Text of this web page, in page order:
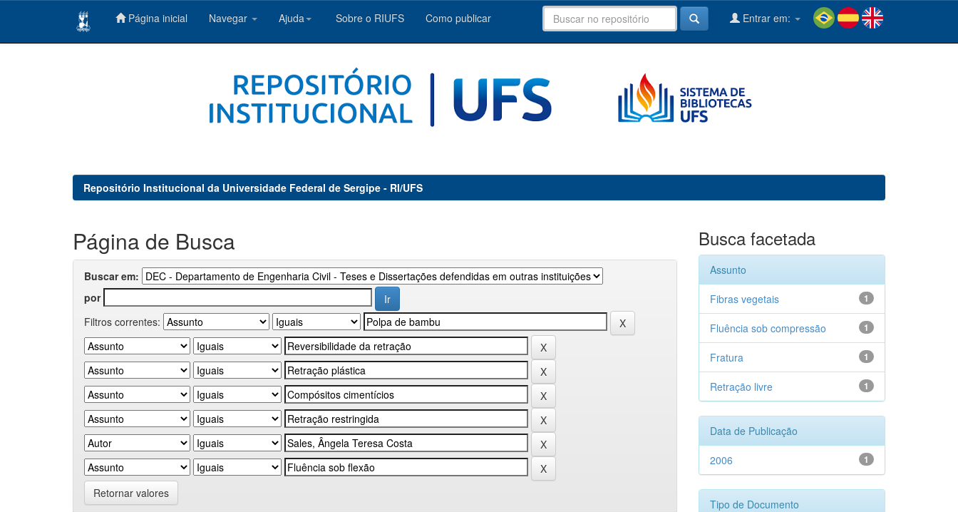
Página inicial Navegar Ajuda Sobre o RIUFS Como publicar Entrar em:
Repositório Institucional da Universidade Federal de Sergipe - RI/UFS
Página de Busca
Buscar em:
por
Filtros correntes:
Retornar valores
Busca facetada
Assunto
1
Fibras vegetais
1
Fluência sob compressão
1
Fratura
1
Retração livre
Data de Publicação
1
2006
Tipo de Documento